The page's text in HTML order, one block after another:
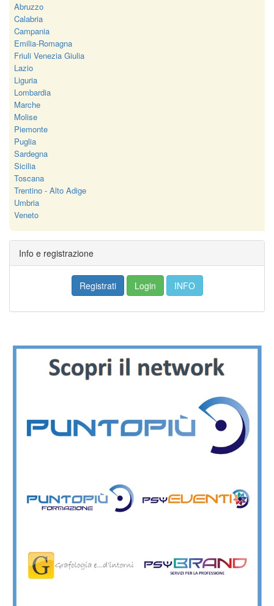
Abruzzo
Calabria
Campania
Emilia-Romagna
Friuli Venezia Giulia
Lazio
Liguria
Lombardia
Marche
Molise
Piemonte
Puglia
Sardegna
Sicilia
Toscana
Trentino - Alto Adige
Umbria
Veneto
Info e registrazione
Registrati Login INFO